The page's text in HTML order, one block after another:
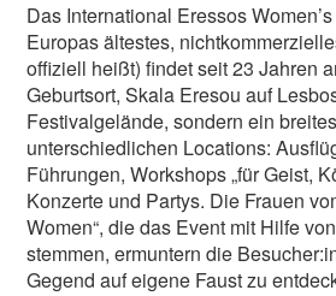
Das International Eressos
Europas ältestes,
offiziell heißt) findet seit 23 Jahren
Geburtsort, Skala Eresou auf
Festivalgelände, sondern ein
unterschiedlichen Locations:
Führungen, Workshops „für Geist,
Konzerte und Partys. Die Frauen
Women“, die das Event mit Hilfe
stemmen, ermuntern die
Gegend auf eigene Faust zu